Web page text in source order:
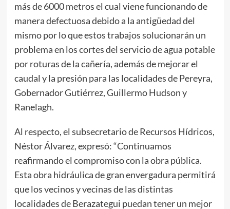
más de 6000 metros el cual viene funcionando de
manera defectuosa debido a la antigüedad del
mismo por lo que estos trabajos solucionarán un
problema en los cortes del servicio de agua potable
por roturas de la cañería, además de mejorar el
caudal y la presión para las localidades de Pereyra,
Gobernador Gutiérrez, Guillermo Hudson y
Ranelagh.
Al respecto, el subsecretario de Recursos Hídricos,
Néstor Álvarez, expresó: “Continuamos
reafirmando el compromiso con la obra pública.
Esta obra hidráulica de gran envergadura permitirá
que los vecinos y vecinas de las distintas
localidades de Berazategui puedan tener un mejor